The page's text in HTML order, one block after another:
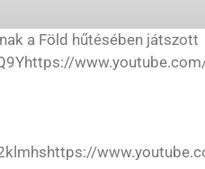
a Föld hűtésében játszott